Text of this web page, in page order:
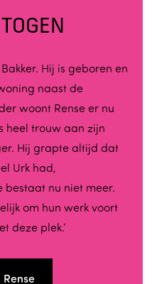
Hij is geboren en
naast de
woont Rense er nu
heel trouw aan zijn
Hij grapte altijd dat
Urk had,
bestaat nu niet meer.
om hun werk voort
deze plek.’